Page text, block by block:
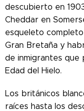
descubierto en
Cheddar en
esqueleto
Gran Bretaña y
de inmigrantes que
Edad del Hielo.
Los británicos
raíces hasta los